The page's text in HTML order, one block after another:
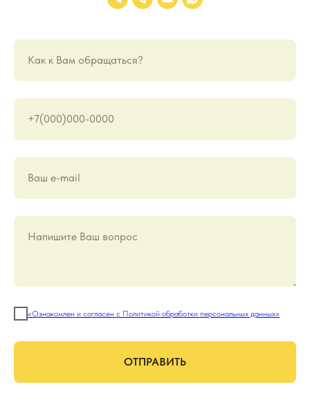
Как к Вам обращаться?
+7(000)000-0000
Ваш е-mail
Напишите Ваш вопрос
«Ознакомлен и согласен с Политикой обработки персональных данных»
ОТПРАВИТЬ